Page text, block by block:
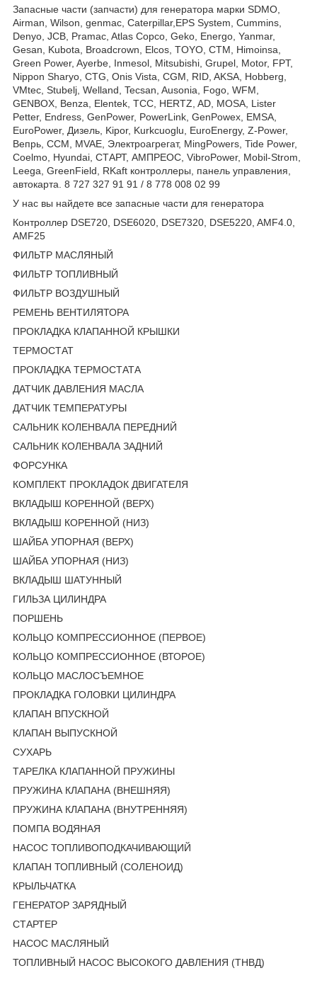
Запасные части (запчасти) для генератора марки SDMO,
Airman, Wilson, genmac, Caterpillar,EPS System, Cummins,
Denyo, JCB, Pramac, Atlas Copco, Geko, Energo, Yanmar,
Gesan, Kubota, Broadcrown, Elcos, TOYO, CTM, Himoinsa,
Green Power, Ayerbe, Inmesol, Mitsubishi, Grupel, Motor, FPT,
Nippon Sharyo, CTG, Onis Vista, CGM, RID, AKSA, Hobberg,
VMtec, Stubelj, Welland, Tecsan, Ausonia, Fogo, WFM,
GENBOX, Benza, Elentek, TCC, HERTZ, AD, MOSA, Lister
Petter, Endress, GenPower, PowerLink, GenPowex, EMSA,
EuroPower, Дизель, Kipor, Kurkcuoglu, EuroEnergy, Z-Power,
Вепрь, CCM, MVAE, Электроагрегат, MingPowers, Tide Power,
Coelmo, Hyundai, СТАРТ, АМПРЕОС, VibroPower, Mobil-Strom,
Leega, GreenField, RKaft контроллеры, панель управления,
автокарта. 8 727 327 91 91 / 8 778 008 02 99
У нас вы найдете все запасные части для генератора
Контроллер DSE720, DSE6020, DSE7320, DSE5220, AMF4.0,
AMF25
ФИЛЬТР МАСЛЯНЫЙ
ФИЛЬТР ТОПЛИВНЫЙ
ФИЛЬТР ВОЗДУШНЫЙ
РЕМЕНЬ ВЕНТИЛЯТОРА
ПРОКЛАДКА КЛАПАННОЙ КРЫШКИ
ТЕРМОСТАТ
ПРОКЛАДКА ТЕРМОСТАТА
ДАТЧИК ДАВЛЕНИЯ МАСЛА
ДАТЧИК ТЕМПЕРАТУРЫ
САЛЬНИК КОЛЕНВАЛА ПЕРЕДНИЙ
САЛЬНИК КОЛЕНВАЛА ЗАДНИЙ
ФОРСУНКА
КОМПЛЕКТ ПРОКЛАДОК ДВИГАТЕЛЯ
ВКЛАДЫШ КОРЕННОЙ (ВЕРХ)
ВКЛАДЫШ КОРЕННОЙ (НИЗ)
ШАЙБА УПОРНАЯ (ВЕРХ)
ШАЙБА УПОРНАЯ (НИЗ)
ВКЛАДЫШ ШАТУННЫЙ
ГИЛЬЗА ЦИЛИНДРА
ПОРШЕНЬ
КОЛЬЦО КОМПРЕССИОННОЕ (ПЕРВОЕ)
КОЛЬЦО КОМПРЕССИОННОЕ (ВТОРОЕ)
КОЛЬЦО МАСЛОСЪЕМНОЕ
ПРОКЛАДКА ГОЛОВКИ ЦИЛИНДРА
КЛАПАН ВПУСКНОЙ
КЛАПАН ВЫПУСКНОЙ
СУХАРЬ
ТАРЕЛКА КЛАПАННОЙ ПРУЖИНЫ
ПРУЖИНА КЛАПАНА (ВНЕШНЯЯ)
ПРУЖИНА КЛАПАНА (ВНУТРЕННЯЯ)
ПОМПА ВОДЯНАЯ
НАСОС ТОПЛИВОПОДКАЧИВАЮЩИЙ
КЛАПАН ТОПЛИВНЫЙ (СОЛЕНОИД)
КРЫЛЬЧАТКА
ГЕНЕРАТОР ЗАРЯДНЫЙ
СТАРТЕР
НАСОС МАСЛЯНЫЙ
ТОПЛИВНЫЙ НАСОС ВЫСОКОГО ДАВЛЕНИЯ (ТНВД)